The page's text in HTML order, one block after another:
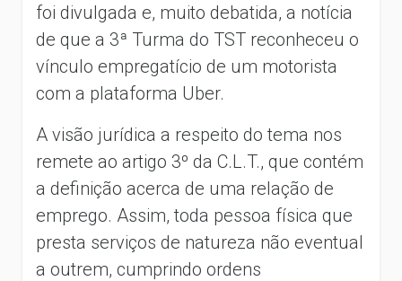
foi divulgada e, muito debatida, a notícia
de que a 3ª Turma do TST reconheceu o
vínculo empregatício de um motorista
com a plataforma Uber.
A visão jurídica a respeito do tema nos
remete ao artigo 3º da C.L.T., que contém
a definição acerca de uma relação de
emprego. Assim, toda pessoa física que
presta serviços de natureza não eventual
a outrem, cumprindo ordens